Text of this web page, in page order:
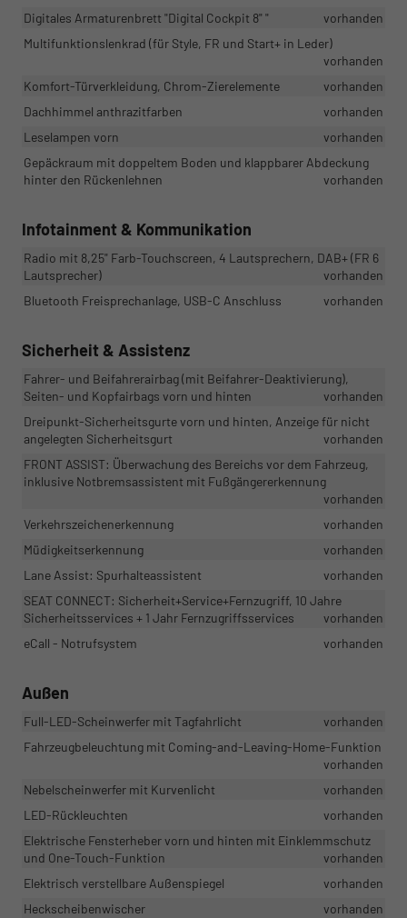
Digitales Armaturenbrett "Digital Cockpit 8" "
vorhanden
Multifunktionslenkrad (für Style, FR und Start+ in Leder)
vorhanden
Komfort-Türverkleidung, Chrom-Zierelemente
vorhanden
Dachhimmel anthrazitfarben
vorhanden
Leselampen vorn
vorhanden
Gepäckraum mit doppeltem Boden und klappbarer Abdeckung
hinter den Rückenlehnen
vorhanden
Infotainment & Kommunikation
Radio mit 8,25" Farb-Touchscreen, 4 Lautsprechern, DAB+ (FR 6
Lautsprecher)
vorhanden
Bluetooth Freisprechanlage, USB-C Anschluss
vorhanden
Sicherheit & Assistenz
Fahrer- und Beifahrerairbag (mit Beifahrer-Deaktivierung),
Seiten- und Kopfairbags vorn und hinten
vorhanden
Dreipunkt-Sicherheitsgurte vorn und hinten, Anzeige für nicht
angelegten Sicherheitsgurt
vorhanden
FRONT ASSIST: Überwachung des Bereichs vor dem Fahrzeug,
inklusive Notbremsassistent mit Fußgängererkennung
vorhanden
Verkehrszeichenerkennung
vorhanden
Müdigkeitserkennung
vorhanden
Lane Assist: Spurhalteassistent
vorhanden
SEAT CONNECT: Sicherheit+Service+Fernzugriff, 10 Jahre
Sicherheitsservices + 1 Jahr Fernzugriffsservices
vorhanden
eCall - Notrufsystem
vorhanden
Außen
Full-LED-Scheinwerfer mit Tagfahrlicht
vorhanden
Fahrzeugbeleuchtung mit Coming-and-Leaving-Home-Funktion
vorhanden
Nebelscheinwerfer mit Kurvenlicht
vorhanden
LED-Rückleuchten
vorhanden
Elektrische Fensterheber vorn und hinten mit Einklemmschutz
und One-Touch-Funktion
vorhanden
Elektrisch verstellbare Außenspiegel
vorhanden
Heckscheibenwischer
vorhanden